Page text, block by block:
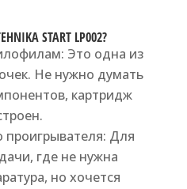
START LP002?
Это одна из
Не нужно думать
картридж
проигрывателя: Для
где не нужна
но хочется